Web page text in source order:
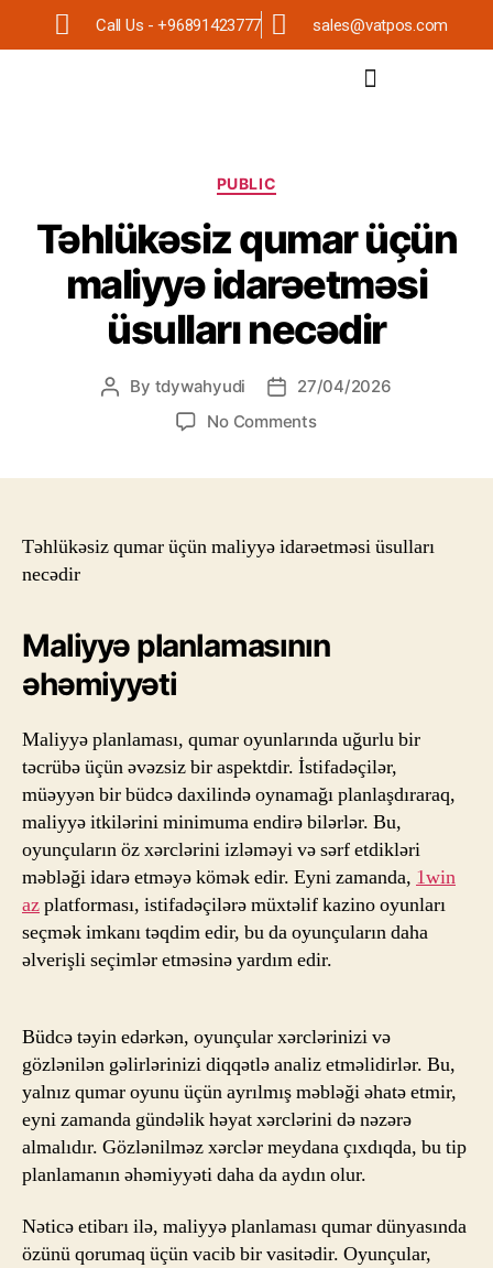
Call Us - +96891423777 sales@vatpos.com
PUBLIC
Təhlükəsiz qumar üçün
maliyyə idarəetməsi
üsulları necədir
By tdywahyudi
27/04/2026
No Comments
Təhlükəsiz qumar üçün maliyyə idarəetməsi üsulları
necədir
Maliyyə planlamasının
əhəmiyyəti
Maliyyə planlaması, qumar oyunlarında uğurlu bir
təcrübə üçün əvəzsiz bir aspektdir. İstifadəçilər,
müəyyən bir büdcə daxilində oynamağı planlaşdıraraq,
maliyyə itkilərini minimuma endirə bilərlər. Bu,
oyunçuların öz xərclərini izləməyi və sərf etdikləri
məbləği idarə etməyə kömək edir. Eyni zamanda, 1win
azplatforması, istifadəçilərə müxtəlif kazino oyunları
seçmək imkanı təqdim edir, bu da oyunçuların daha
əlverişli seçimlər etməsinə yardım edir.
Büdcə təyin edərkən, oyunçular xərclərinizi və
gözlənilən gəlirlərinizi diqqətlə analiz etməlidirlər. Bu,
yalnız qumar oyunu üçün ayrılmış məbləği əhatə etmir,
eyni zamanda gündəlik həyat xərclərini də nəzərə
almalıdır. Gözlənilməz xərclər meydana çıxdıqda, bu tip
planlamanın əhəmiyyəti daha da aydın olur.
Nəticə etibarı ilə, maliyyə planlaması qumar dünyasında
özünü qorumaq üçün vacib bir vasitədir. Oyunçular,